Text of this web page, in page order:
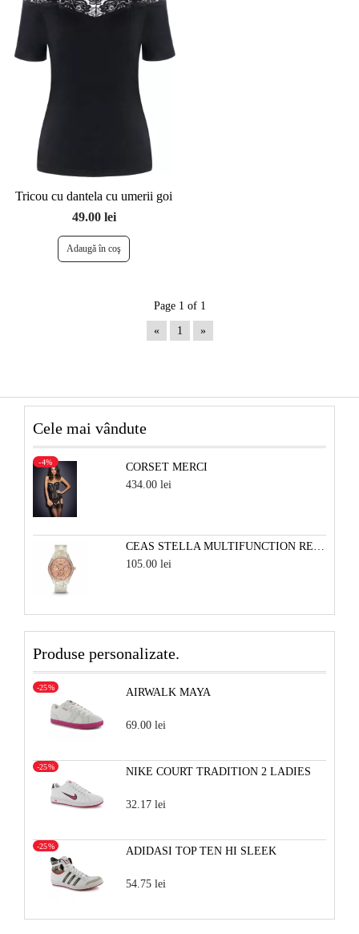
Tricou cu dantela cu umerii goi
49.00 lei
Page 1 of 1
« 1 »
Cele mai vândute
CORSET MERCI
-4%
434.00 lei
CEAS STELLA MULTIFUNCTION RESIN - ALB PERLAT SI ROSE
105.00 lei
Produse personalizate.
AIRWALK MAYA
-25%
69.00 lei
NIKE COURT TRADITION 2 LADIES
-25%
32.17 lei
ADIDASI TOP TEN HI SLEEK
-25%
54.75 lei